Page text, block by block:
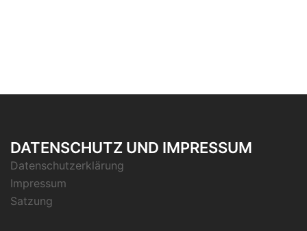
DATENSCHUTZ UND IMPRESSUM
Datenschutzerklärung
Impressum
Satzung